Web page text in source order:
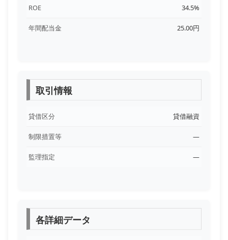
ROE 34.5%
年間配当金 25.00円
取引情報
貸借区分 貸借融資
制限措置等 ―
監理指定 ―
各詳細データ